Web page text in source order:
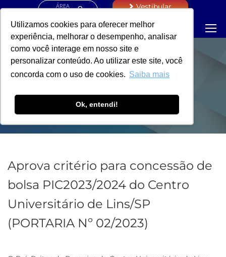
Utilizamos cookies para oferecer melhor
experiência, melhorar o desempenho, analisar
como você interage em nosso site e
personalizar conteúdo. Ao utilizar este site, você
concorda com o uso de cookies. Saiba mais
Ok, entendi!
ÁREA
Vestibular
PORTARIA - PRÓ-
REITORIA
Aprova critério para concessão de
bolsa PIC2023/2024 do Centro
Universitário de Lins/SP
(PORTARIA Nº 02/2023)